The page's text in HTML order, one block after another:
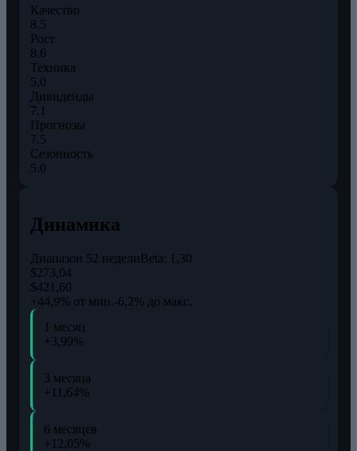
Качество
8.5
Рост
8.6
Техника
5.0
Дивиденды
7.1
Прогнозы
7.5
Сезонность
5.0
Динамика
Диапазон 52 неделиBeta: 1,30
$273,04
$421,60
+44,9% от мин.-6,2% до макс.
1 месяц
+3,99%
3 месяца
+11,64%
6 месяцев
+12,05%